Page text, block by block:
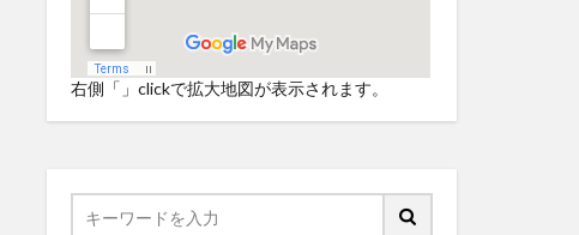
右側「」clickで拡大地図が表示されます。